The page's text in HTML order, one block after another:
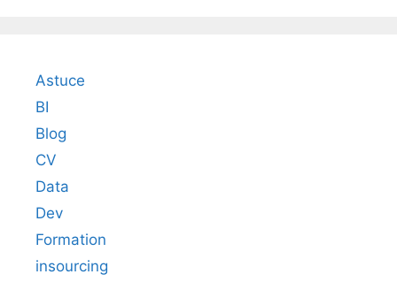
Astuce
BI
Blog
CV
Data
Dev
Formation
insourcing